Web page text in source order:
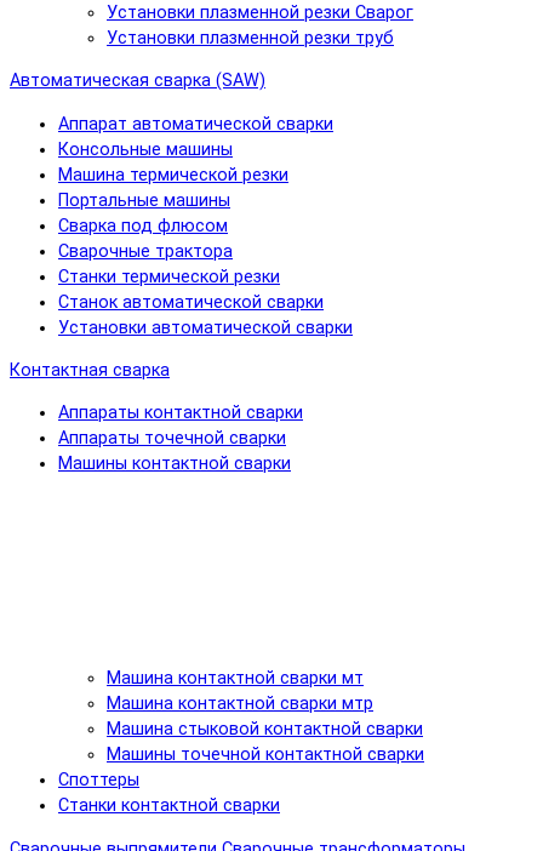
Установки плазменной резки Сварог
Установки плазменной резки труб
Автоматическая сварка (SAW)
Аппарат автоматической сварки
Консольные машины
Машина термической резки
Портальные машины
Сварка под флюсом
Сварочные трактора
Станки термической резки
Станок автоматической сварки
Установки автоматической сварки
Контактная сварка
Аппараты контактной сварки
Аппараты точечной сварки
Машины контактной сварки
Машина контактной сварки мт
Машина контактной сварки мтр
Машина стыковой контактной сварки
Машины точечной контактной сварки
Споттеры
Станки контактной сварки